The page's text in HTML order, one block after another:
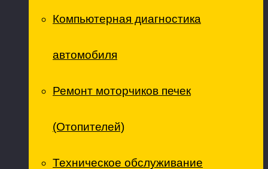
Компьютерная диагностика
автомобиля
Ремонт моторчиков печек
(Отопителей)
Техническое обслуживание